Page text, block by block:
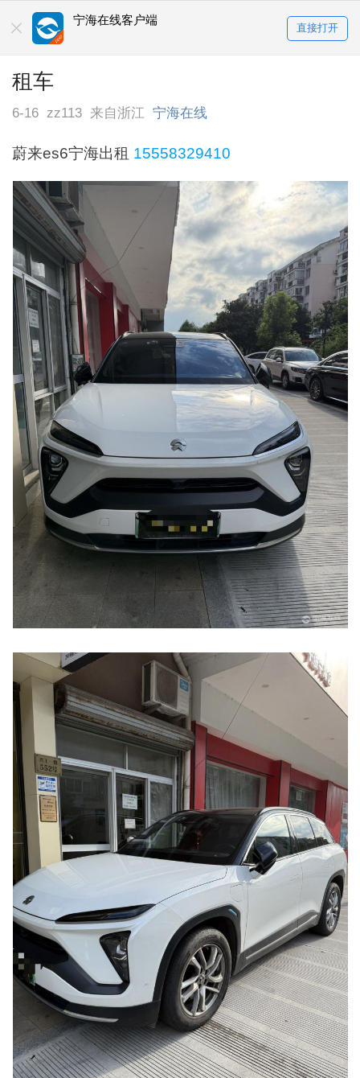
宁海在线客户端
直接打开
租车
6-16 zz113 来自浙江 宁海在线
蔚来es6宁海出租 15558329410